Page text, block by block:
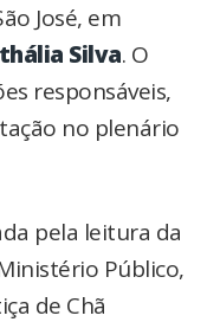
José, em
Silva. O
responsáveis,
no plenário
pela leitura da
Público,
de Chã